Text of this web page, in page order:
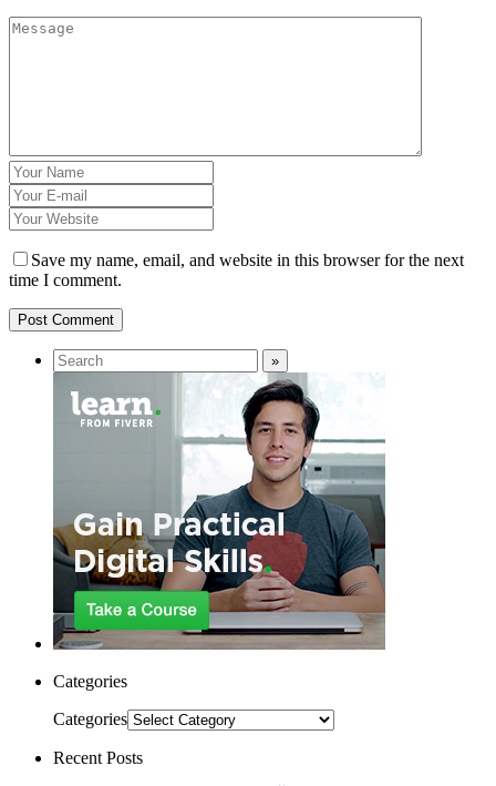
Save my name, email, and website in this browser for the next
time I comment.
Categories
Categories
Recent Posts